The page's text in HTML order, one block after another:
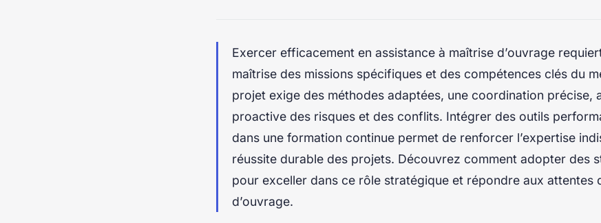
Exercer efficacement en assistance à maîtrise d’ouvrage
maîtrise des missions spécifiques et des compétences clés du
projet exige des méthodes adaptées, une coordination précise,
proactive des risques et des conflits. Intégrer des outils
dans une formation continue permet de renforcer l’expertise
réussite durable des projets. Découvrez comment adopter des
pour exceller dans ce rôle stratégique et répondre aux attentes
d’ouvrage.